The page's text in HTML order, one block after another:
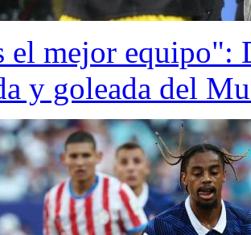
el mejor equipo":
y goleada del